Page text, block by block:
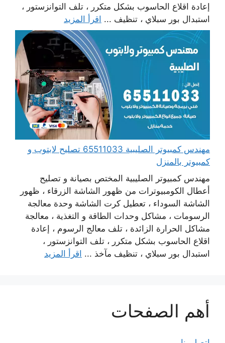
إعادة اقلاع الحاسوب بشكل متكرر ، تلف التوانزستور ،
استبدال بور سبلاي ، تنظيف ... اقرأ المزيد
مهندس كمبيوتر الصليبية 65511033 تصليح لابتوب و
كمبيوتر بالمنزل
مهندس كمبيوتر الصليبية المختص بصيانة و تصليح
أعطال الكومبيوترات من ظهور الشاشة الزرقاء ، ظهور
الشاشة السوداء ، تعطيل كرت الشاشة وحدة معالجة
الرسومات ، مشاكل وحدات الطاقة و التغذية ، معالجة
مشاكل الحرارة الزائدة ، تلف معالج الرسوم ، إعادة
اقلاع الحاسوب بشكل متكرر ، تلف التوانزستور ،
استبدال بور سبلاي ، تنظيف مآخذ ... اقرأ المزيد
أهم الصفحات